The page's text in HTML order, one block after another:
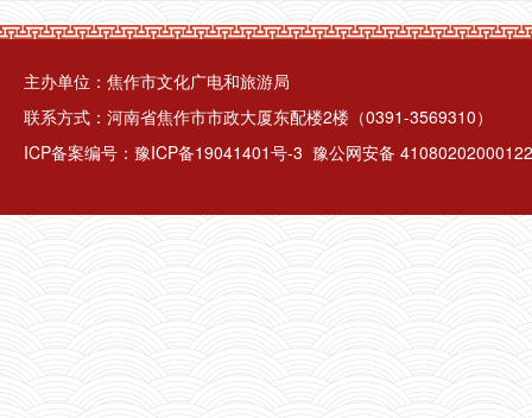
主办单位：焦作市文化广电和旅游局
联系方式：河南省焦作市市政大厦东配楼2楼（0391-3569310）
ICP备案编号： 豫ICP备19041401号-3 豫公网安备